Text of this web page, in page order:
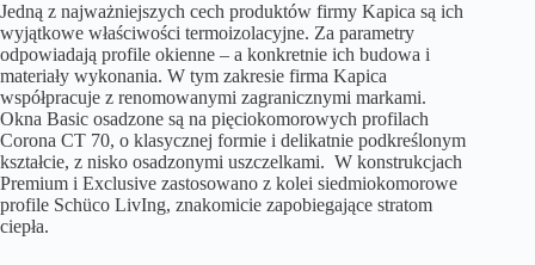
Jedną z najważniejszych cech produktów firmy Kapica są ich
wyjątkowe właściwości termoizolacyjne. Za parametry
odpowiadają profile okienne – a konkretnie ich budowa i
materiały wykonania. W tym zakresie firma Kapica
współpracuje z renomowanymi zagranicznymi markami.
Okna Basic osadzone są na pięciokomorowych profilach
Corona CT 70, o klasycznej formie i delikatnie podkreślonym
kształcie, z nisko osadzonymi uszczelkami. W konstrukcjach
Premium i Exclusive zastosowano z kolei siedmiokomorowe
profile Schüco LivIng, znakomicie zapobiegające stratom
ciepła.